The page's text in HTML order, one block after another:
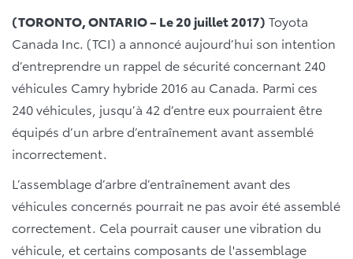
(TORONTO, ONTARIO – Le 20 juillet 2017) Toyota
Canada Inc. (TCI) a annoncé aujourd’hui son intention
d’entreprendre un rappel de sécurité concernant 240
véhicules Camry hybride 2016 au Canada. Parmi ces
240 véhicules, jusqu’à 42 d’entre eux pourraient être
équipés d’un arbre d’entraînement avant assemblé
incorrectement.
L’assemblage d’arbre d’entraînement avant des
véhicules concernés pourrait ne pas avoir été assemblé
correctement. Cela pourrait causer une vibration du
véhicule, et certains composants de l'assemblage